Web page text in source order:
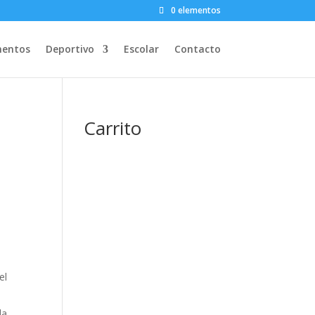
0 elementos
Deportivo Escolar Contacto
Carrito